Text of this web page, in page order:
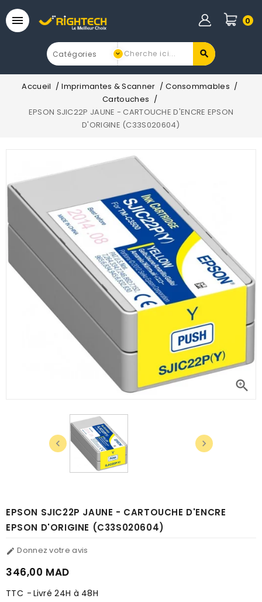
 0
Accueil Imprimantes & Scanner
Consommables
Cartouches
EPSON SJIC22P JAUNE - CARTOUCHE D'ENCRE EPSON
D'ORIGINE (C33S020604)

 
EPSON SJIC22P JAUNE - CARTOUCHE D'ENCRE
EPSON D'ORIGINE (C33S020604)
 Donnez votre avis
346,00 MAD
TTC Livré 24H à 48H